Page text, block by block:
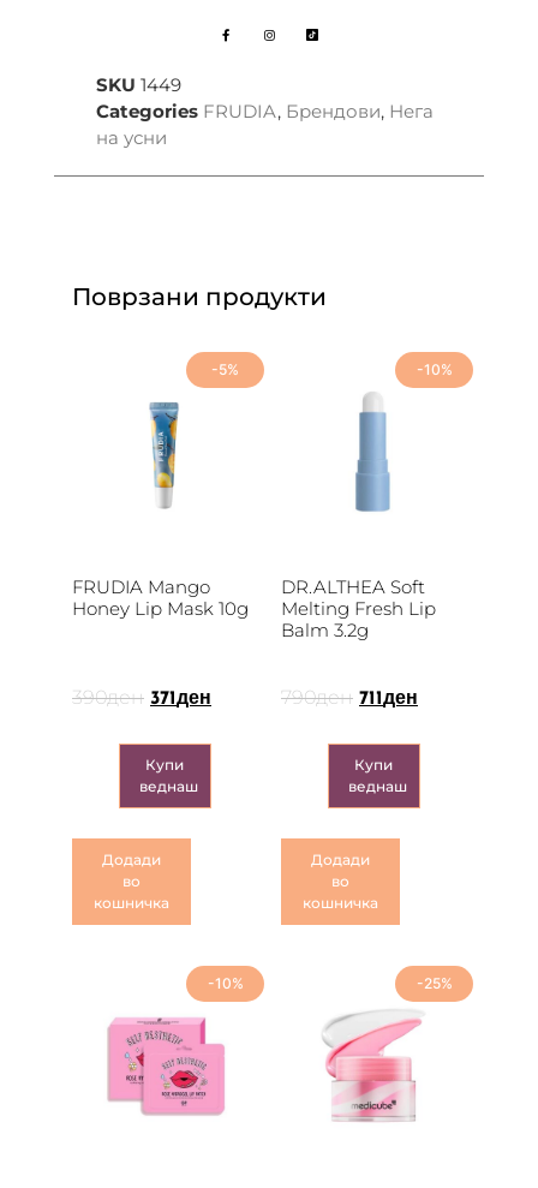
SKU 1449
Categories FRUDIA, Брендови, Нега
на усни
Поврзани продукти
-5%
FRUDIA Mango
Honey Lip Mask 10g
390ден 371 ден
Купи
веднаш
Додади
во
кошничка
-10%
DR.ALTHEA Soft
Melting Fresh Lip
Balm 3.2g
790ден 711 ден
Купи
веднаш
Додади
во
кошничка
-10% -25%